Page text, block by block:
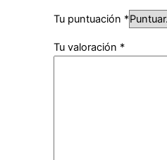
Tu puntuación *
Tu valoración *